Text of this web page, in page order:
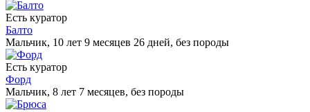
Есть куратор
Балто
Мальчик, 10 лет 9 месяцев 26 дней, без породы
Есть куратор
Форд
Мальчик, 8 лет 7 месяцев, без породы